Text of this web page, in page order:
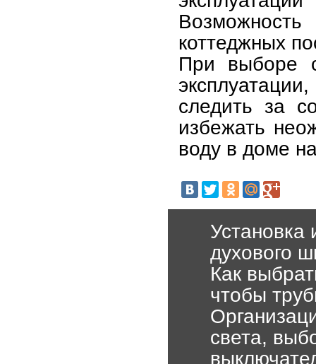
коттеджных
При выборе
следить за
избежать
воду в доме
Установка
духового
Как
чтобы
света,